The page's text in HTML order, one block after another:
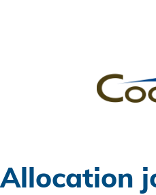
Allocation